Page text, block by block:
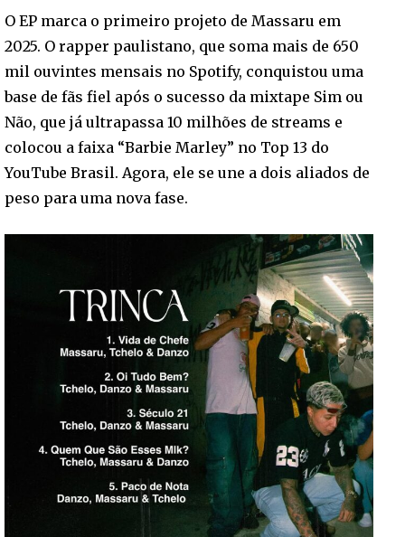
O EP marca o primeiro projeto de Massaru em
2025. O rapper paulistano, que soma mais de 650
mil ouvintes mensais no Spotify, conquistou uma
base de fãs fiel após o sucesso da mixtape Sim ou
Não, que já ultrapassa 10 milhões de streams e
colocou a faixa “Barbie Marley” no Top 13 do
YouTube Brasil. Agora, ele se une a dois aliados de
peso para uma nova fase.